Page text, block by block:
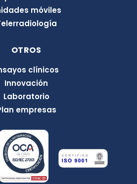
móviles
OTROS
clínicos
Innovación
Laboratorio
empresas